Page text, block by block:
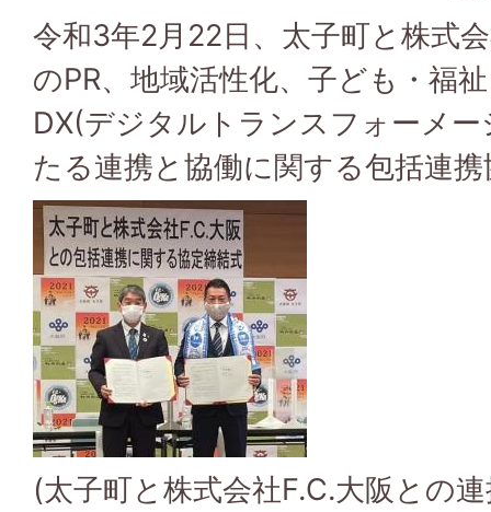
令和3年2月22日、太子町と株式
のPR、地域活性化、子ども・福
DX(デジタルトランスフォーメ
たる連携と協働に関する包括連
(太子町と株式会社F.C.大阪との